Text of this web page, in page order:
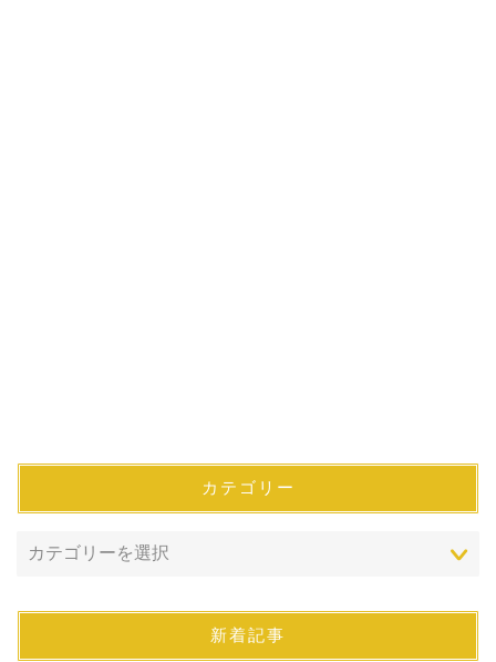
カテゴリー
新着記事